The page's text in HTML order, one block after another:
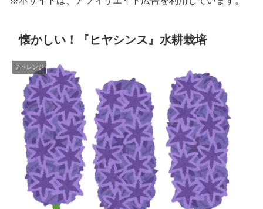
懐かしい！『ヒヤシンス』水耕栽培
チャレンジ